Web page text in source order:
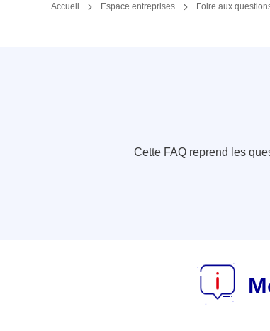
Accueil Espace entreprises Foire aux
Cette FAQ reprend les